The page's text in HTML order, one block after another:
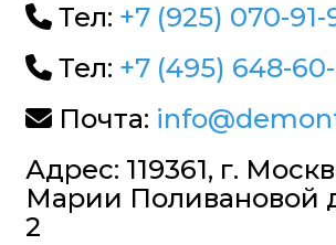
Тел: +7 (925) 070-91-
Тел: +7 (495) 648-
Почта:
Адрес: 119361, г.
Марии Поливановой
2